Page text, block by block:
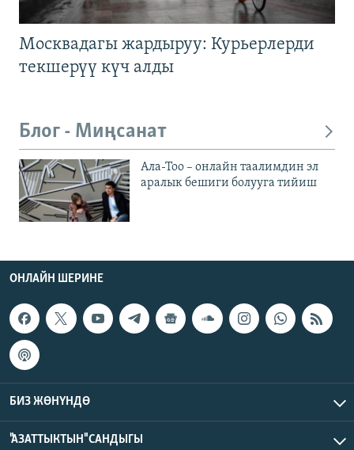
Москвадагы жардыруу: Курьерлерди
текшерүү күч алды
Блог - Миңсанат
Ала-Тоо – онлайн таалимдин эл
аралык бешиги болууга тийиш
ОНЛАЙН ШЕРИНЕ
БИЗ ЖӨНҮНДӨ
"АЗАТТЫКТЫН" САНДЫГЫ